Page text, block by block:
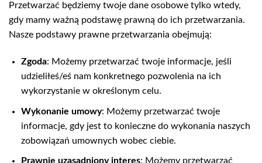
Przetwarzać będziemy twoje dane osobowe tylko wtedy,
gdy mamy ważną podstawę prawną do ich przetwarzania.
Nasze podstawy prawne przetwarzania obejmują:
Zgoda: Możemy przetwarzać twoje informacje, jeśli
udzieliłeś/eś nam konkretnego pozwolenia na ich
wykorzystanie w określonym celu.
Wykonanie umowy: Możemy przetwarzać twoje
informacje, gdy jest to konieczne do wykonania naszych
zobowiązań umownych wobec ciebie.
Prawnie uzasadniony interes: Możemy przetwarzać